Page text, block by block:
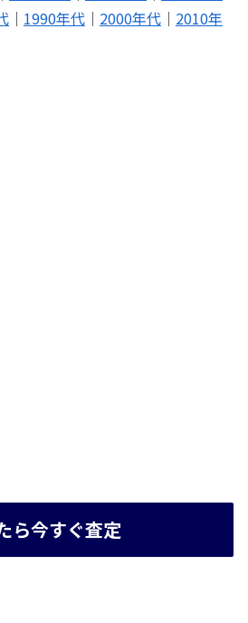
｜ 1990年代 ｜ 2000年代 ｜ 2010年
ら今すぐ査定